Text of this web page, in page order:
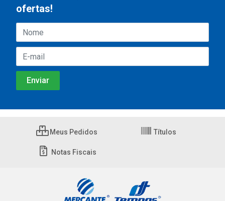
ofertas!
Meus Pedidos Títulos
Notas Fiscais